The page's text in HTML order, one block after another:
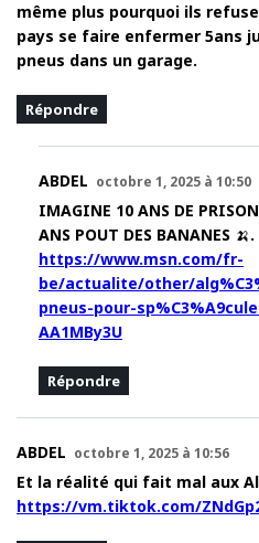
même plus pourquoi ils
pays se faire enfermer 5ans
pneus dans un garage.
Répondre
ABDEL octobre 1, 2025 à 10:50
IMAGINE 10 ANS DE
ANS POUT DES BANANES 🍌.
https://www.msn.com/fr-
be/actualite/other/
pneus-pour-
AA1MBy3U
Répondre
ABDEL octobre 1, 2025 à 10:56
Et la réalité qui fait mal aux
https://vm.tiktok.com/